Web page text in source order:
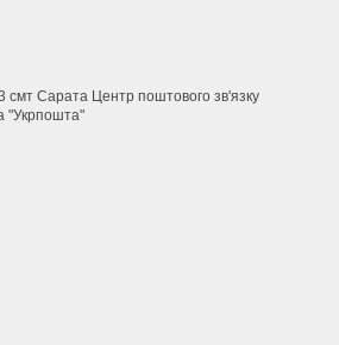
смт Сарата Центр поштового зв'язку
"Укрпошта"